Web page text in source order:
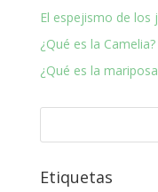
El espejismo de los
¿Qué es la Camelia?
¿Qué es la
Etiquetas